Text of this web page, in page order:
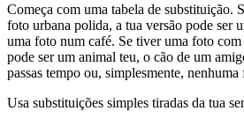
Começa com uma tabela de substituição.
foto urbana polida, a tua versão pode ser
uma foto num café. Se tiver uma foto com
pode ser um animal teu, o cão de um
passas tempo ou, simplesmente,
Usa substituições simples tiradas da tua